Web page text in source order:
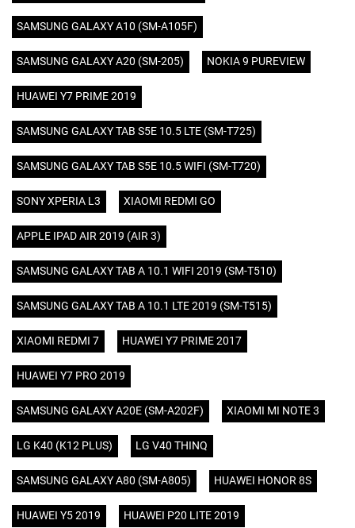
SAMSUNG GALAXY A10 (SM-A105F)
SAMSUNG GALAXY A20 (SM-205) NOKIA 9 PUREVIEW
HUAWEI Y7 PRIME 2019
SAMSUNG GALAXY TAB S5E 10.5 LTE (SM-T725)
SAMSUNG GALAXY TAB S5E 10.5 WIFI (SM-T720)
SONY XPERIA L3 XIAOMI REDMI GO
APPLE IPAD AIR 2019 (AIR 3)
SAMSUNG GALAXY TAB A 10.1 WIFI 2019 (SM-T510)
SAMSUNG GALAXY TAB A 10.1 LTE 2019 (SM-T515)
XIAOMI REDMI 7 HUAWEI Y7 PRIME 2017
HUAWEI Y7 PRO 2019
SAMSUNG GALAXY A20E (SM-A202F) XIAOMI MI NOTE 3
LG K40 (K12 PLUS) LG V40 THINQ
SAMSUNG GALAXY A80 (SM-A805) HUAWEI HONOR 8S
HUAWEI Y5 2019 HUAWEI P20 LITE 2019